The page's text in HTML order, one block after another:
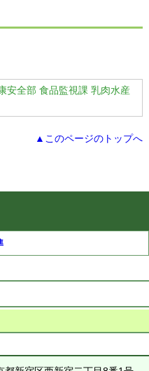
安全部 食品監視課 乳肉水産
▲このページのトップへ